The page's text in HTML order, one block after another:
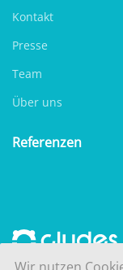
Kontakt
Presse
Team
Über uns
Referenzen